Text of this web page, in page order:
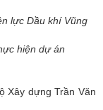
lực Dầu khí Vũng
hiện dự án
Xây dựng Trần Văn